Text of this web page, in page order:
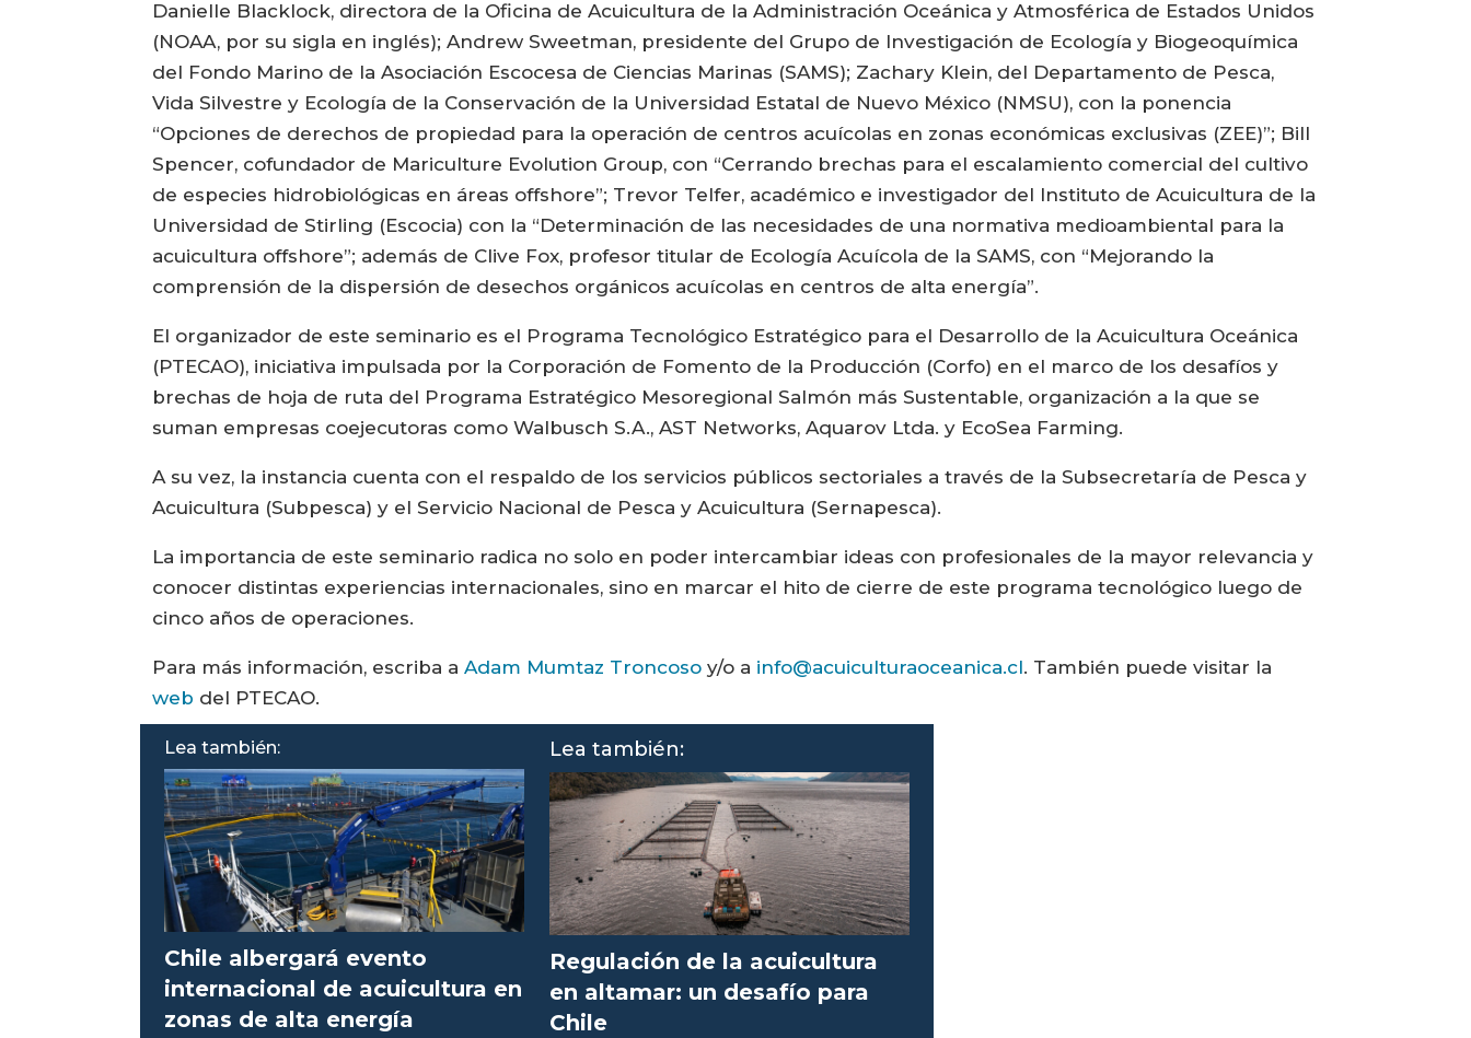
Danielle Blacklock, directora de la Oficina de Acuicultura de la Administración Oceánica y Atmosférica de Estados Unidos
(NOAA, por su sigla en inglés); Andrew Sweetman, presidente del Grupo de Investigación de Ecología y Biogeoquímica
del Fondo Marino de la Asociación Escocesa de Ciencias Marinas (SAMS); Zachary Klein, del Departamento de Pesca,
Vida Silvestre y Ecología de la Conservación de la Universidad Estatal de Nuevo México (NMSU), con la ponencia
“Opciones de derechos de propiedad para la operación de centros acuícolas en zonas económicas exclusivas (ZEE)”; Bill
Spencer, cofundador de Mariculture Evolution Group, con “Cerrando brechas para el escalamiento comercial del cultivo
de especies hidrobiológicas en áreas offshore”; Trevor Telfer, académico e investigador del Instituto de Acuicultura de la
Universidad de Stirling (Escocia) con la “Determinación de las necesidades de una normativa medioambiental para la
acuicultura offshore”; además de Clive Fox, profesor titular de Ecología Acuícola de la SAMS, con “Mejorando la
comprensión de la dispersión de desechos orgánicos acuícolas en centros de alta energía”.
El organizador de este seminario es el Programa Tecnológico Estratégico para el Desarrollo de la Acuicultura Oceánica
(PTECAO), iniciativa impulsada por la Corporación de Fomento de la Producción (Corfo) en el marco de los desafíos y
brechas de hoja de ruta del Programa Estratégico Mesoregional Salmón más Sustentable, organización a la que se
suman empresas coejecutoras como Walbusch S.A., AST Networks, Aquarov Ltda. y EcoSea Farming.
A su vez, la instancia cuenta con el respaldo de los servicios públicos sectoriales a través de la Subsecretaría de Pesca y
Acuicultura (Subpesca) y el Servicio Nacional de Pesca y Acuicultura (Sernapesca).
La importancia de este seminario radica no solo en poder intercambiar ideas con profesionales de la mayor relevancia y
conocer distintas experiencias internacionales, sino en marcar el hito de cierre de este programa tecnológico luego de
cinco años de operaciones.
Para más información, escriba aAdam Mumtaz Troncoso y/o a info@acuiculturaoceanica.cl. También puede visitar la
web del PTECAO.
Lea también:
Chile albergará evento
internacional de acuicultura en
zonas de alta energía
Lea también:
Regulación de la acuicultura
en altamar: un desafío para
Chile